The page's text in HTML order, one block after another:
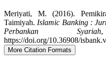
Meriyati, M. (2016).
Taimiyah. Islamic Banking :
Perbankan Syariah
https://doi.org/10.36908/
More Citation Formats